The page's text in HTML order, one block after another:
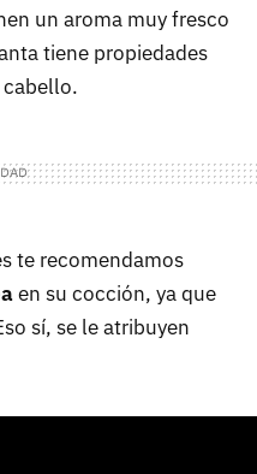
un aroma muy fresco
tiene propiedades
te recomendamos
en su cocción, ya que
sí, se le atribuyen